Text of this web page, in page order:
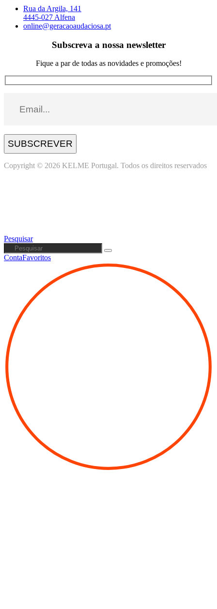
Rua da Argila, 141
4445-027 Alfena
online@geracaoaudaciosa.pt
Subscreva a nossa newsletter
Fique a par de todas as novidades e promoções!
SUBSCREVER
Copyright © 2026 KELME Portugal. Todos os direitos reservados
Pesquisar
ContaFavoritos